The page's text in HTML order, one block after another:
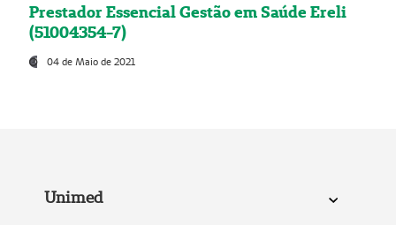
Prestador Essencial Gestão em Saúde Ereli
(51004354-7)
04 de Maio de 2021
Unimed